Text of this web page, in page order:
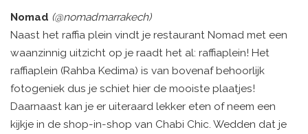
Nomad (@nomadmarrakech)
Naast het raffia plein vindt je restaurant Nomad met een
waanzinnig uitzicht op je raadt het al: raffiaplein! Het
raffiaplein (Rahba Kedima) is van bovenaf behoorlijk
fotogeniek dus je schiet hier de mooiste plaatjes!
Daarnaast kan je er uiteraard lekker eten of neem een
kijkje in de shop-in-shop van Chabi Chic. Wedden dat je